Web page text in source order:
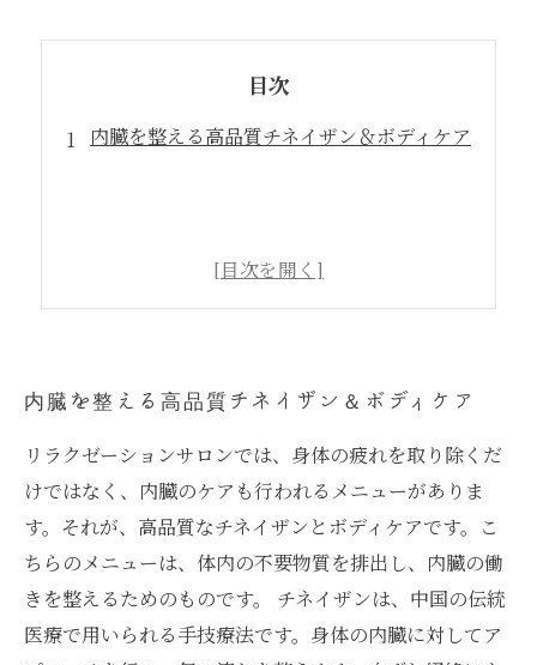
目次
内臓を整える高品質チネイザン＆ボディケア
内臓を整える高品質チネイザン＆ボディケア
リラクゼーションサロンでは、身体の疲れを取り除くだ
けではなく、内臓のケアも行われるメニューがありま
す。それが、高品質なチネイザンとボディケアです。こ
ちらのメニューは、体内の不要物質を排出し、内臓の働
きを整えるためのものです。 チネイザンは、中国の伝統
医療で用いられる手技療法です。身体の内臓に対してア